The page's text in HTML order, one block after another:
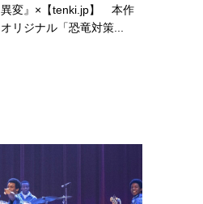
異変』×【tenki.jp】 本作
オリジナル「恐竜対策...